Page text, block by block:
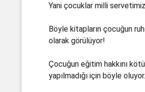
Yani çocuklar milli
Böyle kitapların çocuğun
olarak görülüyor!
Çocuğun eğitim hakkını
yapılmadığı için böyle oluyor.